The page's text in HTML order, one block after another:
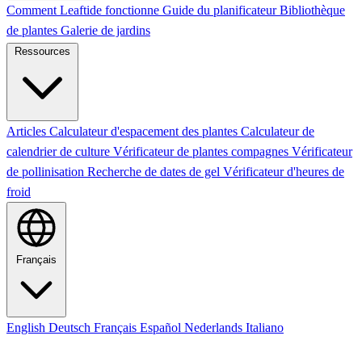
Comment Leaftide fonctionne Guide du planificateurBibliothèque
de plantes Galerie de jardins
Ressources
Articles Calculateur d'espacement des plantes Calculateur de
calendrier de culture Vérificateur de plantes compagnes Vérificateur
de pollinisation Recherche de dates de gel Vérificateur d'heures de
froid
Français
English Deutsch Français Español Nederlands Italiano